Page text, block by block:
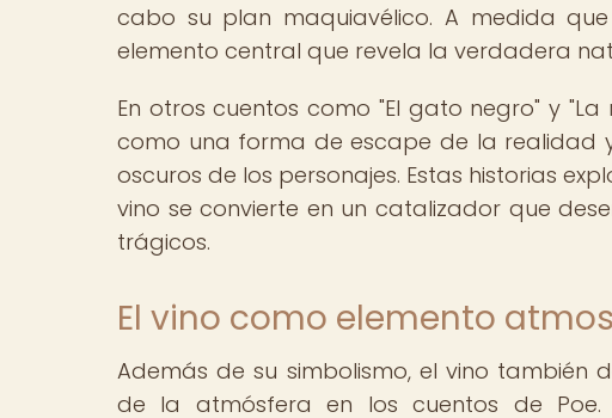
cabo su plan maquiavélico. A medida
elemento central que revela la verdadera
En otros cuentos como "El gato negro" y
como una forma de escape de la realidad
oscuros de los personajes. Estas historias
vino se convierte en un catalizador que
trágicos.
El vino como elemento
Además de su simbolismo, el vino
de la atmósfera en los cuentos de